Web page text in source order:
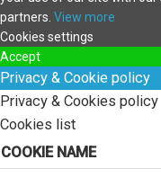
partners. View more
Cookies settings
Accept
Privacy & Cookie policy
Privacy & Cookies policy
Cookies list
COOKIE NAME